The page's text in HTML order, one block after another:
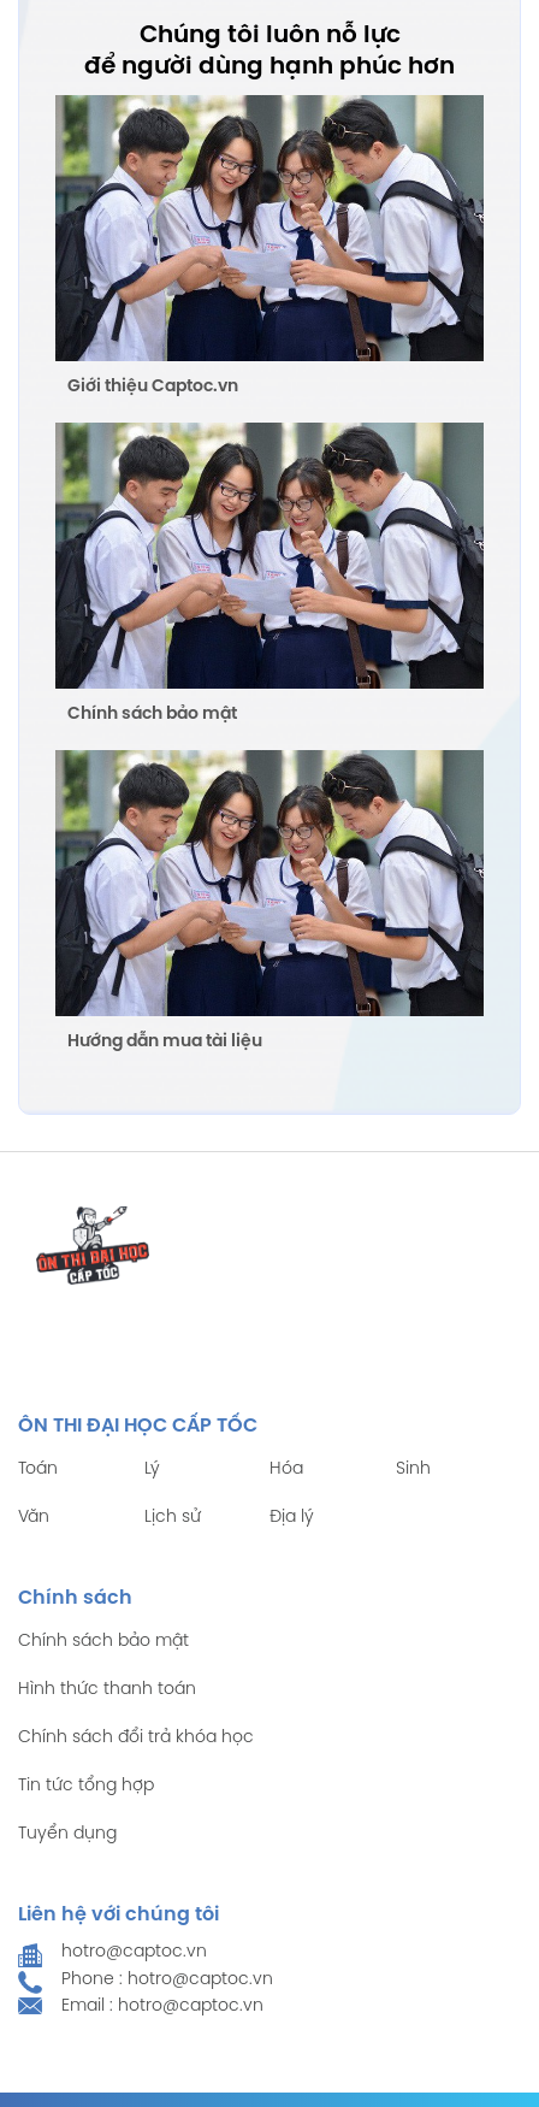
Chúng tôi luôn nỗ lực
để người dùng hạnh phúc hơn
Giới thiệu Captoc.vn
Chính sách bảo mật
Hướng dẫn mua tài liệu
ÔN THI ĐẠI HỌC CẤP TỐC
Toán Lý Hóa Sinh
Văn Lịch sử Địa lý
Chính sách
Chính sách bảo mật
Hình thức thanh toán
Chính sách đổi trả khóa học
Tin tức tổng hợp
Tuyển dụng
Liên hệ với chúng tôi
hotro@captoc.vn
Phone : hotro@captoc.vn
Email : hotro@captoc.vn